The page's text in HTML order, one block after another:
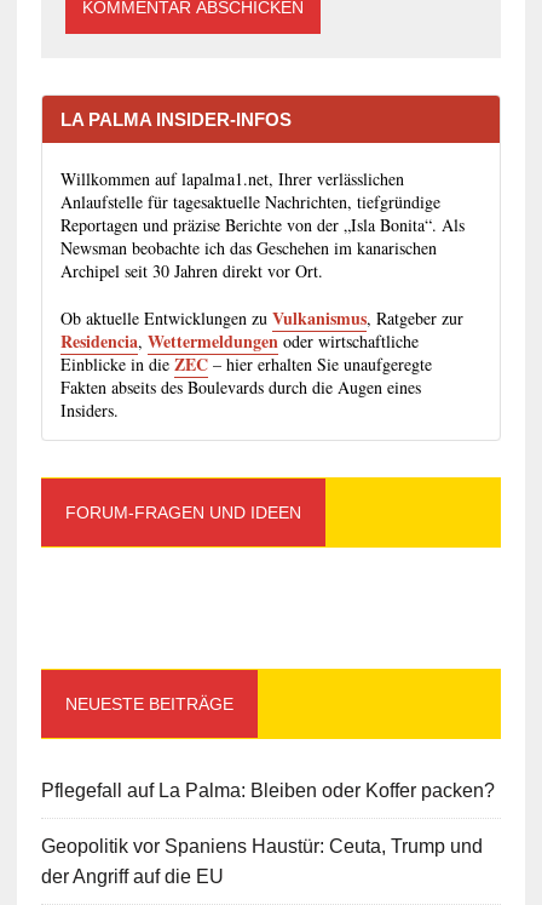
LA PALMA INSIDER-INFOS
Willkommen auf lapalma1.net, Ihrer verlässlichen
Anlaufstelle für tagesaktuelle Nachrichten, tiefgründige
Reportagen und präzise Berichte von der „Isla Bonita“. Als
Newsman beobachte ich das Geschehen im kanarischen
Archipel seit 30 Jahren direkt vor Ort.
Ob aktuelle Entwicklungen zu Vulkanismus, Ratgeber zur
Residencia, Wettermeldungenoder wirtschaftliche
Einblicke in die ZEC– hier erhalten Sie unaufgeregte
Fakten abseits des Boulevards durch die Augen eines
Insiders.
FORUM-FRAGEN UND IDEEN
NEUESTE BEITRÄGE
Pflegefall auf La Palma: Bleiben oder Koffer packen?
Geopolitik vor Spaniens Haustür: Ceuta, Trump und
der Angriff auf die EU